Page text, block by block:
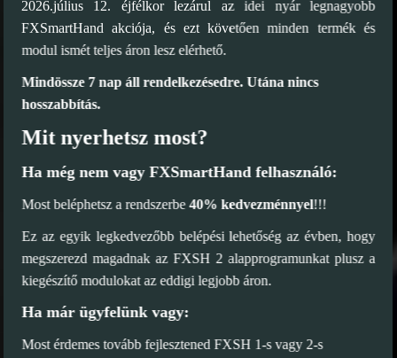
2026.július 12. éjfélkor lezárul az idei nyár legnagyobb
FXSmartHand akciója, és ezt követően minden termék és
modul ismét teljes áron lesz elérhető.
Mindössze 7 nap áll rendelkezésedre. Utána nincs
hosszabbítás.
Mit nyerhetsz most?
Ha még nem vagy FXSmartHand felhasználó:
Most beléphetsz a rendszerbe40% kedvezménnyel!!!
Ez az egyik legkedvezőbb belépési lehetőség az évben, hogy
megszerezd magadnak az FXSH 2 alapprogramunkat plusz a
kiegészítő modulokat az eddigi legjobb áron.
Ha már ügyfelünk vagy:
Most érdemes tovább fejlesztened FXSH 1-s vagy 2-s